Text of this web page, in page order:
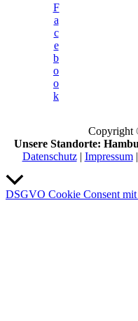
F
a
c
e
b
o
o
k
Copyright
Unsere Standorte:
Datenschutz| Impressum|
oben
DSGVO Cookie Consent